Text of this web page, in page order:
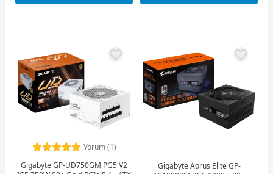
Yorum (1)
Gigabyte GP-UD750GM PG5 V2
Gigabyte Aorus Elite GP-